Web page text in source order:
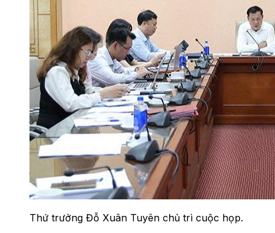
Thứ trưởng Đỗ Xuân Tuyên chủ trì cuộc họp.